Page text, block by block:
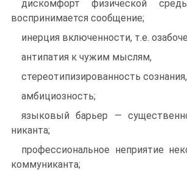
дискомфорт физической
воспринимается сообщение;
инерция включенности, т.е.
антипатия к чужим мыслям,
стереотипизированность сознания,
амбициозность;
языковый барьер —
никанта;
профессиональное неприятие
коммуниканта;